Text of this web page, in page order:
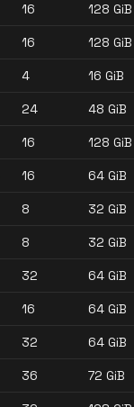
16 128 GiB
16 128 GiB
4 16 GiB
24 48 GiB
16 128 GiB
16 64 GiB
8 32 GiB
8 32 GiB
32 64 GiB
16 64 GiB
32 64 GiB
36 72 GiB